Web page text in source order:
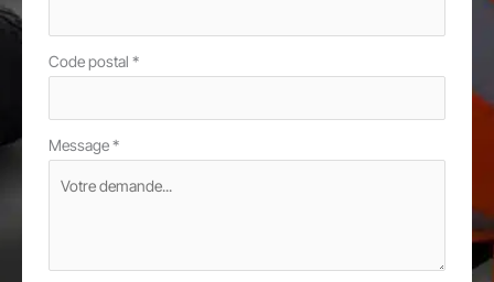
Code postal *
Message*